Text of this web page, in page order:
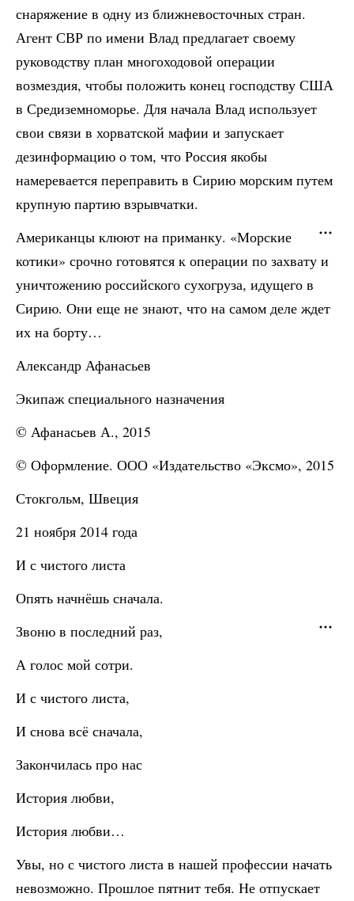
снаряжение в одну из ближневосточных стран.
Агент СВР по имени Влад предлагает своему
руководству план многоходовой операции
возмездия, чтобы положить конец господству США
в Средиземноморье. Для начала Влад использует
свои связи в хорватской мафии и запускает
дезинформацию о том, что Россия якобы
намеревается переправить в Сирию морским путем
крупную партию взрывчатки.
Американцы клюют на приманку. «Морские
котики» срочно готовятся к операции по захвату и
уничтожению российского сухогруза, идущего в
Сирию. Они еще не знают, что на самом деле ждет
их на борту…
Александр Афанасьев
Экипаж специального назначения
© Афанасьев А., 2015
© Оформление. ООО «Издательство «Эксмо», 2015
Стокгольм, Швеция
21 ноября 2014 года
И с чистого листа
Опять начнёшь сначала.
Звоню в последний раз,
А голос мой сотри.
И с чистого листа,
И снова всё сначала,
Закончилась про нас
История любви,
История любви…
Увы, но с чистого листа в нашей профессии начать
невозможно. Прошлое пятнит тебя. Не отпускает